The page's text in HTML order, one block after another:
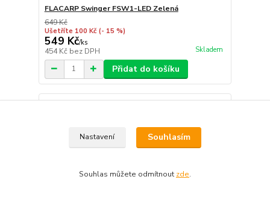
FLACARP Swinger FSW1-LED Zelená
649 Kč
Ušetříte 100 Kč (- 15 %)
549 Kč/ks
454 Kč bez DPH Skladem
Přidat do košíku
Nastavení Souhlasím
Souhlas můžete odmítnout zde.